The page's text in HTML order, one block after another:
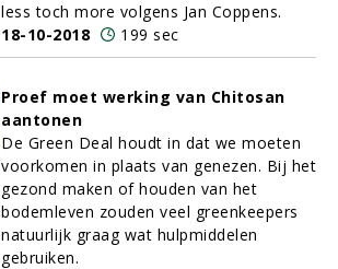
less toch more volgens Jan Coppens.
18-10-2018
199 sec
Proef moet werking van Chitosan
aantonen
De Green Deal houdt in dat we moeten
voorkomen in plaats van genezen. Bij het
gezond maken of houden van het
bodemleven zouden veel greenkeepers
natuurlijk graag wat hulpmiddelen
gebruiken.